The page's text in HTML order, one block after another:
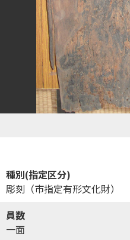
種別(指定区分)
彫刻（市指定有形文化財）
員数
一面